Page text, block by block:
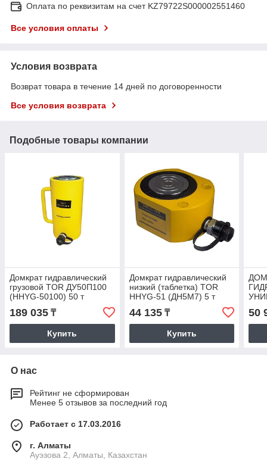
Оплата по реквизитам на счет KZ79722S000002551460
Все условия оплаты
Условия возврата
Возврат товара в течение 14 дней по договоренности
Все условия возврата
Подобные товары компании
Домкрат гидравлический
грузовой TOR ДУ50П100
(HHYG-50100) 50 т
189 035 ₸
Купить
Домкрат гидравлический
низкий (таблетка) TOR
HHYG-51 (ДН5М7) 5 т
44 135₸
Купить
50
О нас
Рейтинг не сформирован
Менее 5 отзывов за последний год
Работает с 17.03.2016
г. Алматы
Ауэзова 2, Алматы, Казахстан